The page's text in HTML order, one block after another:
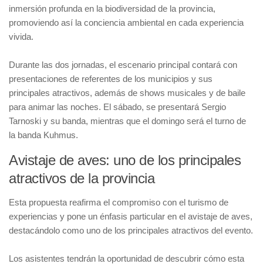
inmersión profunda en la biodiversidad de la provincia,
promoviendo así la conciencia ambiental en cada experiencia
vivida.
Durante las dos jornadas, el escenario principal contará con
presentaciones de referentes de los municipios y sus
principales atractivos, además de shows musicales y de baile
para animar las noches. El sábado, se presentará Sergio
Tarnoski y su banda, mientras que el domingo será el turno de
la banda Kuhmus.
Avistaje de aves: uno de los principales
atractivos de la provincia
Esta propuesta reafirma el compromiso con el turismo de
experiencias y pone un énfasis particular en el avistaje de aves,
destacándolo como uno de los principales atractivos del evento.
Los asistentes tendrán la oportunidad de descubrir cómo esta